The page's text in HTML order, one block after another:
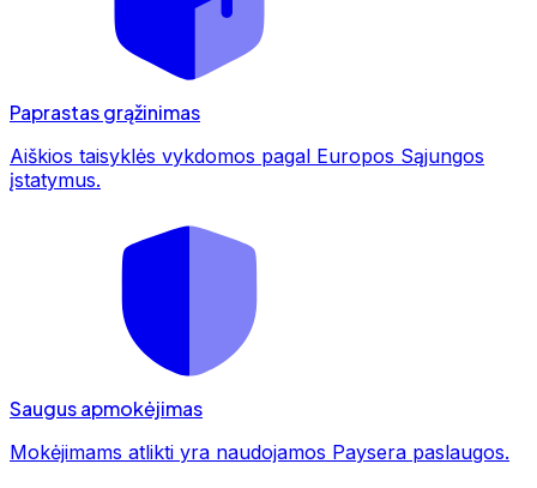
Paprastas grąžinimas
Aiškios taisyklės vykdomos pagal Europos Sąjungos
įstatymus.
Saugus apmokėjimas
Mokėjimams atlikti yra naudojamos Paysera paslaugos.